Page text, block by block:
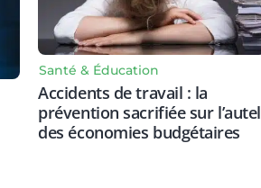
Santé & Éducation
Accidents de travail : la
prévention sacrifiée sur l’autel
des économies budgétaires